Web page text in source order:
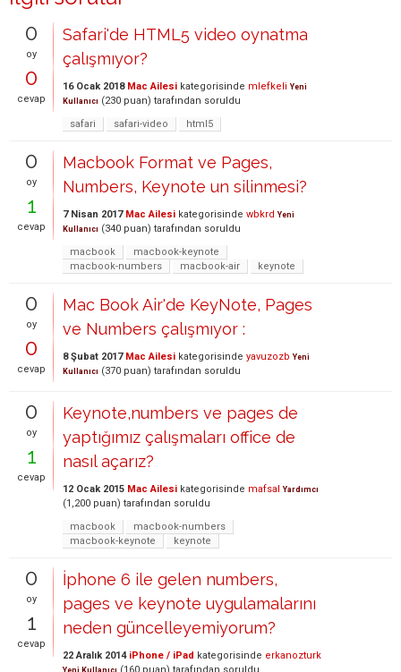
0
oy
0
cevap
Safari'de HTML5 video oynatma
çalışmıyor?
16 Ocak 2018 Mac Ailesi kategorisinde mlefkeli Yeni
Kullanıcı (230 puan) tarafından soruldu
safari
safari-video html5
0
oy
1
cevap
Macbook Format ve Pages,
Numbers, Keynote un silinmesi?
7 Nisan 2017 Mac Ailesi kategorisinde wbkrd Yeni
Kullanıcı (340 puan) tarafından soruldu
macbook
macbook-keynote
macbook-numbers
macbook-air keynote
0
oy
0
cevap
Mac Book Air'de KeyNote, Pages
ve Numbers çalışmıyor :
8 Şubat 2017 Mac Ailesi kategorisinde yavuzozb Yeni
Kullanıcı (370 puan) tarafından soruldu
0
oy
1
cevap
Keynote,numbers ve pages de
yaptığımız çalışmaları office de
nasıl açarız?
12 Ocak 2015 Mac Ailesi kategorisinde mafsal Yardımcı
(1,200 puan) tarafından soruldu
macbook
macbook-numbers
macbook-keynote
keynote
0
oy
1
cevap
İphone 6 ile gelen numbers,
pages ve keynote uygulamalarını
neden güncelleyemiyorum?
22 Aralık 2014 iPhone / iPad kategorisinde erkanozturk
Yeni Kullanıcı